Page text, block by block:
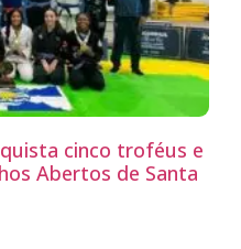
cinco troféus e
Abertos de Santa